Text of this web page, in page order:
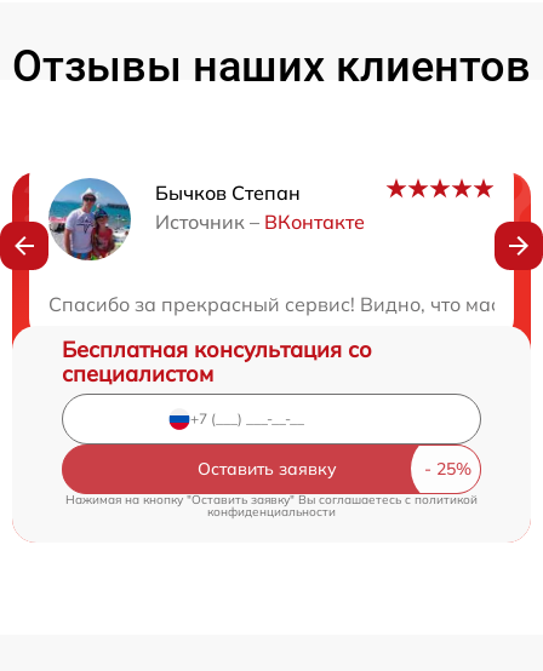
Отзывы наших клиентов
Бычков Степан
Источник – ВКонтакте
Спасибо за прекрасный сервис! Видно, что
Нужна консультация?
Бесплатная консультация со
специалистом
Оставить заявку
Нажимая на кнопку "Оставить заявку" Вы соглашаетесь cполитикой
конфиденциальности